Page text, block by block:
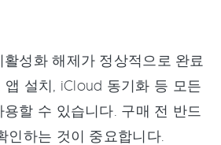
성화 해제가 정상적으로 완료
앱 설치, iCloud 동기화 등 모든
할 수 있습니다. 구매 전 반드
인하는 것이 중요합니다.